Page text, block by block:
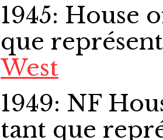
1945: House
que
West
1949: NF
tant que